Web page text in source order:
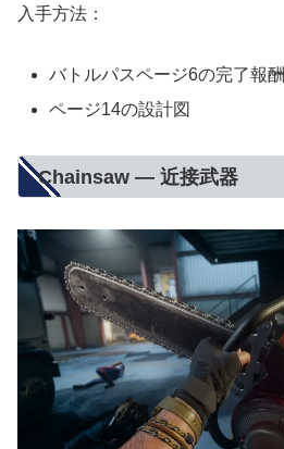
入手方法：
バトルパスページ6の完了報酬
ページ14の設計図
Chainsaw — 近接武器